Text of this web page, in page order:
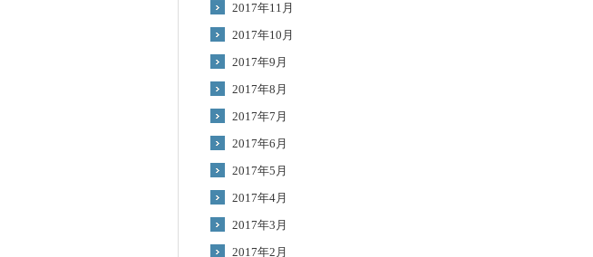
2017年11月
2017年10月
2017年9月
2017年8月
2017年7月
2017年6月
2017年5月
2017年4月
2017年3月
2017年2月